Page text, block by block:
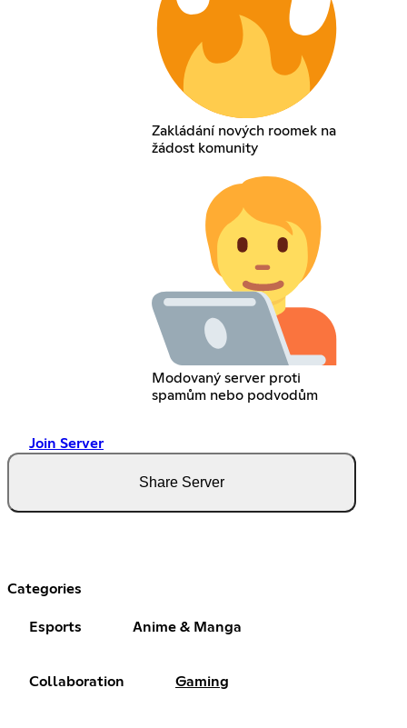
Zakládání nových roomek na
žádost komunity
Modovaný server proti
spamům nebo podvodům
Join Server
Share Server
Categories
Esports Anime & Manga
Collaboration Gaming